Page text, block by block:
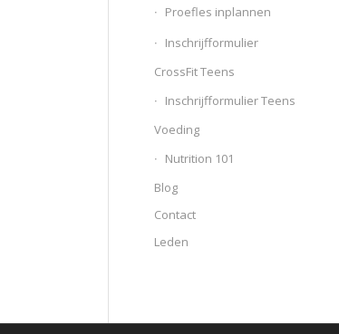
Proefles inplannen
Inschrijfformulier
CrossFit Teens
Inschrijfformulier Teens
Voeding
Nutrition 101
Blog
Contact
Leden